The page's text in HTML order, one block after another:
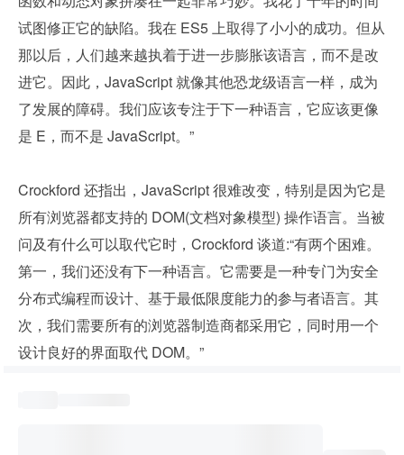
试图修正它的缺陷。我在 ES5 上取得了小小的成功。但从
那以后，人们越来越执着于进一步膨胀该语言，而不是改
进它。因此，JavaScript 就像其他恐龙级语言一样，成为
了发展的障碍。我们应该专注于下一种语言，它应该更像
是 E，而不是 JavaScript。”
Crockford 还指出，JavaScript 很难改变，特别是因为它是
所有浏览器都支持的 DOM(文档对象模型) 操作语言。当被
问及有什么可以取代它时，Crockford 谈道:“有两个困难。
第一，我们还没有下一种语言。它需要是一种专门为安全
分布式编程而设计、基于最低限度能力的参与者语言。其
次，我们需要所有的浏览器制造商都采用它，同时用一个
设计良好的界面取代 DOM。”